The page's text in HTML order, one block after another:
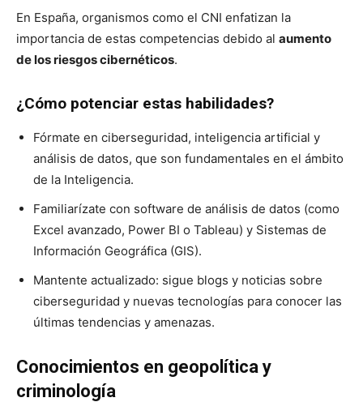
En España, organismos como el CNI enfatizan la
importancia de estas competencias debido al aumento
de los riesgos cibernéticos.
¿Cómo potenciar estas habilidades?
Fórmate en ciberseguridad, inteligencia artificial y
análisis de datos, que son fundamentales en el ámbito
de la Inteligencia.
Familiarízate con software de análisis de datos (como
Excel avanzado, Power BI o Tableau) y Sistemas de
Información Geográfica (GIS).
Mantente actualizado: sigue blogs y noticias sobre
ciberseguridad y nuevas tecnologías para conocer las
últimas tendencias y amenazas.
Conocimientos en geopolítica y
criminología